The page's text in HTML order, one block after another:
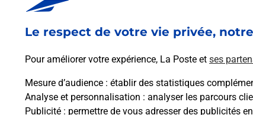
Le respect de votre vie privée,
Pour améliorer votre expérience, La Poste et ses
Mesure d’audience : établir des statistiques
Analyse et personnalisation : analyser les parcours
Publicité : permettre de vous adresser des publicités
En savoir plus